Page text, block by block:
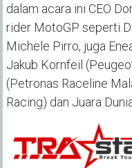
dalam acara ini CEO
rider MotoGP seperti
Michele Pirro, juga
Jakub Kornfeil
(Petronas Raceline
Racing) dan Juara